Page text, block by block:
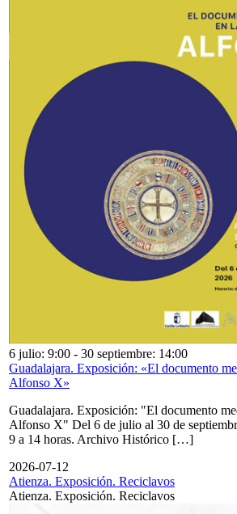
6 julio: 9:00 - 30 septiembre: 14:00
Guadalajara. Exposición: «El documento
Alfonso X»
Guadalajara. Exposición: "El documento
Alfonso X" Del 6 de julio al 30 de
9 a 14 horas. Archivo Histórico […]
2026-07-12
Atienza. Exposición. Reciclavos
Atienza. Exposición. Reciclavos